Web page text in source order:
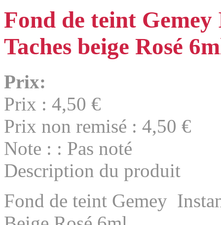
Fond de teint
Taches beige Rosé
Prix:
Prix : 4,50 €
Prix non remisé : 4,50 €
Note : : Pas noté
Description du produit
Fond de teint Gemey